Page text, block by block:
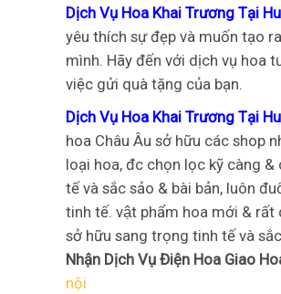
Dịch Vụ Hoa Khai Trương Tại
yêu thích sự đẹp và muốn tạo
mình. Hãy đến với dịch vụ hoa
việc gửi quà tặng của bạn.
Dịch Vụ Hoa Khai Trương Tại
hoa Châu Âu sở hữu các shop
loại hoa, đc chọn lọc kỹ càng
tế và sắc sảo & bài bản, luôn
tinh tế. vật phẩm hoa mới & rất
sở hữu sang trọng tinh tế và
Nhận Dịch Vụ Điện Hoa Giao
nội